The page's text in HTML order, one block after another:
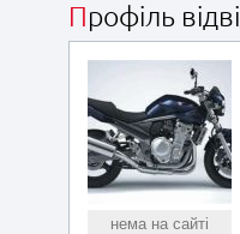
Профіль
нема на сайті